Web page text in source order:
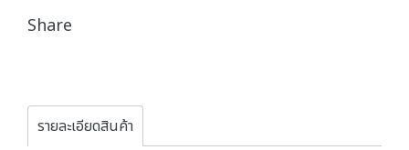
Share
รายละเอียดสินค้า